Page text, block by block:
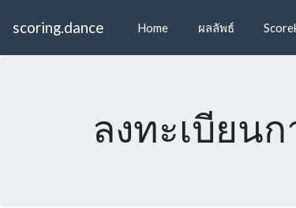
scoring.dance Home ผลลัพธ์
ลงทะเบียน